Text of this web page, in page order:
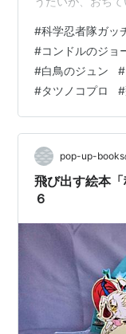
ッチに はさまれ
ちていく。ああ
大空を。ゴッド・
かく まい上がっ
ちは、たすかっ
と…
#科学忍者隊ガッ
#コンドルのジョ
#白鳥のジュン #
#タツノコプロ #
pop-up-books
飛び出す絵本
６